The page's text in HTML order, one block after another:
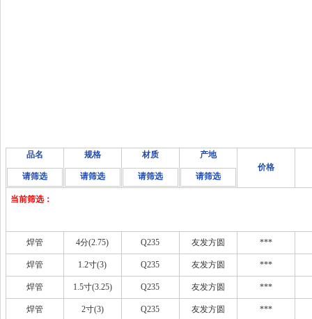
品名
请筛选
规格
请筛选
材质
请筛选
产地
请筛选
价格
当前筛选：
焊管 4分(2.75) Q235 友发方圆 ***
焊管 1.2寸(3) Q235 友发方圆 ***
焊管 1.5寸(3.25) Q235 友发方圆 ***
焊管 2寸(3) Q235 友发方圆 ***